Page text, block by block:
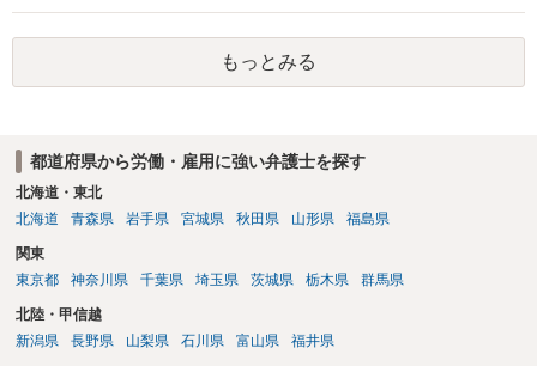
合理的か、という複数論点に分かれます。契約前なら、交渉のパワー
バランスの問題もありますが、修正余地があるうえ、後から争うより
コストを抑えやすいので、資料等を持参の上弁護士に確認されること
をお勧めします。 ・事務所側の解除でも、解除理由によってはタレン
は、合理性や対価性を欠くとして争いやすいです。逆に、タレント側
あります。
期間満了による退職は、業務労災への適用はありませんので、ご安心
ください。 仮に会社が打切り補償をせずに解雇した場合は、不当解雇
に当たります。 ＞労災の休業補償と、所得補償保険の保険金とは別
に、受け取れる金銭はありますでしょうか？ 業務労災の場合は、会社
逸失利益等）が認められる可能性が高いと思われます。 また、業務労
災での第三者行為傷害（同僚の不注意等による事故）の場合は、当該
第三者の賠償責任も考えられます。 労災で支払われた分は、損害額か
は、第三者から支払ってもらうことになります。 会社等との交渉が必
要になると思います（良い会社でしたら、自ら話してくると思います
が・・・）。極めて専門的な話ですので、詳細もしくは対応を最寄り
もっとみる
都道府県から労働・雇用に強い弁護士を探す
北海道・東北
北海道
青森県 岩手県 宮城県 秋田県 山形県 福島県
関東
東京都
神奈川県 千葉県 埼玉県 茨城県 栃木県 群馬県
北陸・甲信越
新潟県
長野県 山梨県 石川県 富山県 福井県